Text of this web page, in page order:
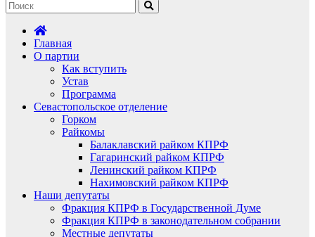
Главная
О партии
Как вступить
Устав
Программа
Севастопольское отделение
Горком
Райкомы
Балаклавский райком КПРФ
Гагаринский райком КПРФ
Ленинский райком КПРФ
Нахимовский райком КПРФ
Наши депутаты
Фракция КПРФ в Государственной Думе
Фракция КПРФ в законодательном собрании
Местные депутаты